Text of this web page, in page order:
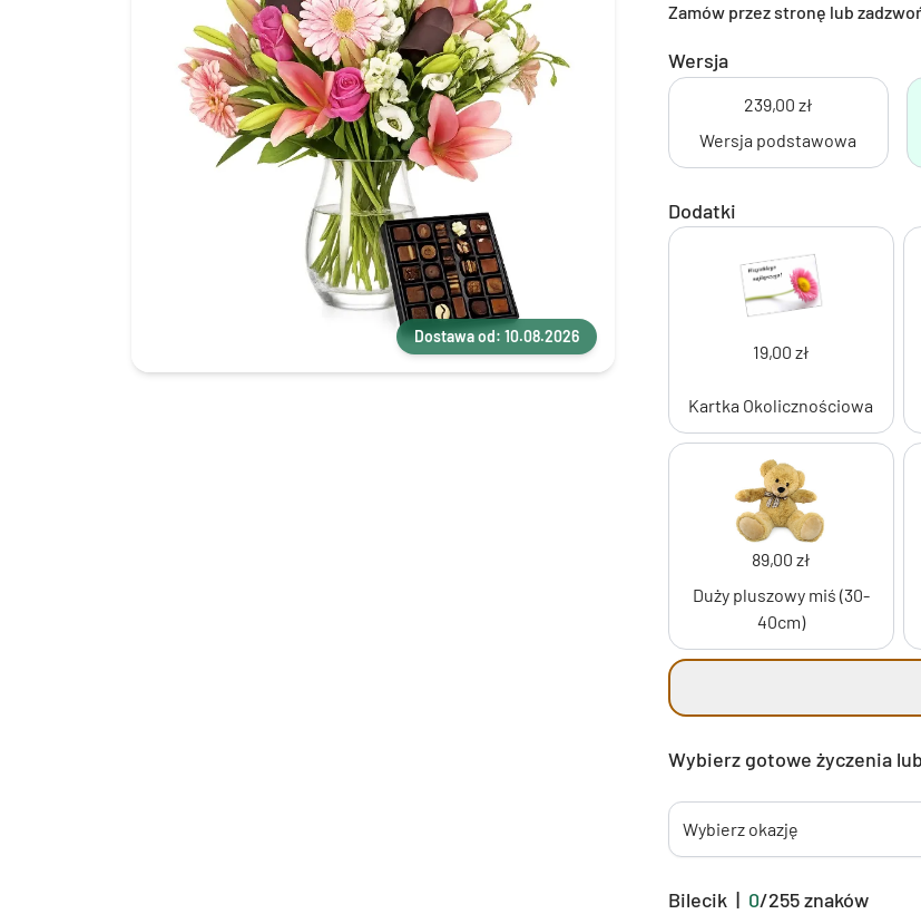
Dostawa od: 10.08.2026
Zamów przez stronę lub
Wersja
239,00 zł
Wersja podstawowa
Dodatki
19,00 zł
Kartka Okolicznościowa
89,00 zł
Duży pluszowy miś (30-
40cm)
Wybierz gotowe życzenia
Wybierz okazję
Bilecik | 0/255znaków